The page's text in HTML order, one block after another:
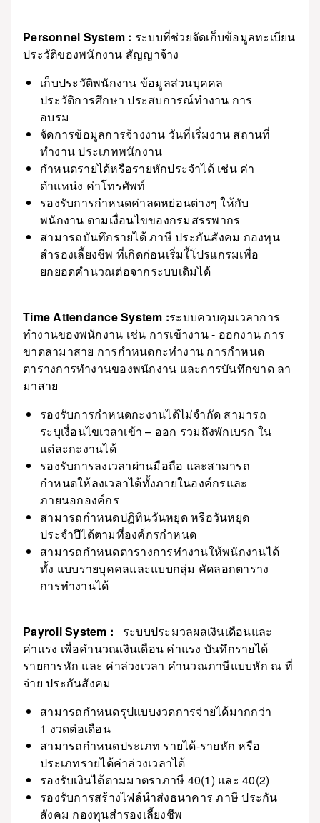
Personnel System : ระบบที่ช่วยจัดเก็บข้อมูลทะเบียน
ประวัติของพนักงาน สัญญาจ้าง
เก็บประวัติพนักงาน ข้อมูลส่วนบุคคล
ประวัติการศึกษา ประสบการณ์ทำงาน การ
อบรม
จัดการข้อมูลการจ้างงาน วันที่เริ่มงาน สถานที่
ทำงาน ประเภทพนักงาน
กำหนดรายได้หรือรายหักประจำได้ เช่น ค่า
ตำแหน่ง ค่าโทรศัพท์
รองรับการกำหนดค่าลดหย่อนต่างๆ ให้กับ
พนักงาน ตามเงื่อนไขของกรมสรรพากร
สามารถบันทึกรายได้ ภาษี ประกันสังคม กองทุน
สำรองเลี้ยงชีพ ที่เกิดก่อนเริ่มใ้โปรแกรมเพื่อ
ยกยอดคำนวณต่อจากระบบเดิมได้
Time Attendance System :ระบบควบคุมเวลาการ
ทำงานของพนักงาน เช่น การเข้างาน - ออกงาน การ
ขาดลามาสาย การกำหนดกะทำงาน การกำหนด
ตารางการทำงานของพนักงาน และการบันทึกขาด ลา
มาสาย
รองรับการกำหนดกะงานได้ไม่จำกัด สามารถ
ระบุเงื่อนไขเวลาเข้า – ออก รวมถึงพักเบรก ใน
แต่ละกะงานได้
รองรับการลงเวลาผ่านมือถือ และสามารถ
กำหนดให้ลงเวลาได้ทั้งภายในองค์กรและ
ภายนอกองค์กร
สามารถกำหนดปฏิทินวันหยุด หรือวันหยุด
ประจำปีได้ตามที่องค์กรกำหนด
สามารถกำหนดตารางการทำงานให้พนักงานได้
ทั้ง แบบรายบุคคลและแบบกลุ่ม คัดลอกตาราง
การทำงานได้
Payroll System : ระบบประมวลผลเงินเดือนและ
ค่าแรง เพื่อคำนวณเงินเดือน ค่าแรง บันทึกรายได้
รายการหัก และ ค่าล่วงเวลา คำนวณภาษีแบบหัก ณ ที่
จ่าย ประกันสังคม
สามารถกำหนดรุปแบบงวดการจ่ายได้มากกว่า
1 งวดต่อเดือน
สามารถกำหนดประเภท รายได้-รายหัก หรือ
ประเภทรายได้ค่าล่วงเวลาได้
รองรับเงินได้ตามมาตราภาษี 40(1) และ 40(2)
รองรับการสร้างไฟล์นำส่งธนาคาร ภาษี ประกัน
สังคม กองทุนสำรองเลี้ยงชีพ